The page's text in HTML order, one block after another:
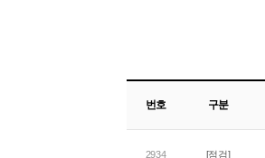
번호 구분
2934 [점검]